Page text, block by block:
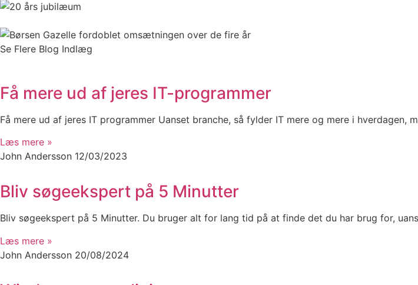
Se Flere Blog Indlæg​
Få mere ud af jeres IT-programmer
Få mere ud af jeres IT programmer Uanset branche, så fylder IT mere og mere i
Læs mere »
John Andersson 12/03/2023
Bliv søgeekspert på 5 Minutter
Bliv søgeekspert på 5 Minutter. Du bruger alt for lang tid på at finde det du har brug for,
Læs mere »
John Andersson 20/08/2024